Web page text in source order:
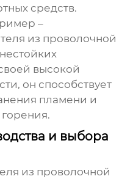
средств.
–
из проволочной
высокой
он способствует
пламени и
и выбора
из проволочной